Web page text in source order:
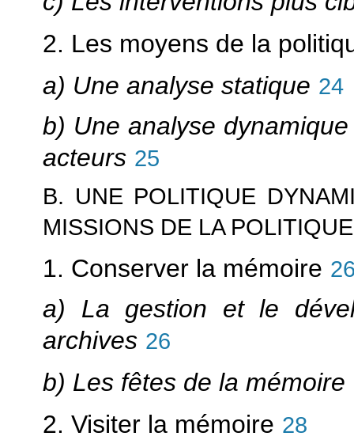
2. Les moyens de la
a) Une analyse statique 24
b) Une analyse
acteurs 25
B. UNE POLITIQUE
MISSIONS DE LA
1. Conserver la mémoire
a) La gestion et le
archives 26
b) Les fêtes de la mémoire
2. Visiter la mémoire 28